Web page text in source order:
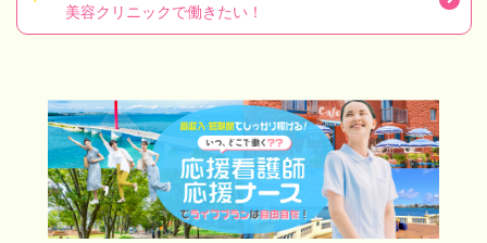
美容クリニックで働きたい！